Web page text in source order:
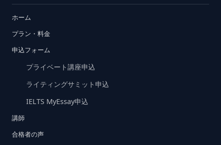
ホーム
プラン・料金
申込フォーム
プライベート講座申込
ライティングサミット申込
IELTS MyEssay申込
講師
合格者の声